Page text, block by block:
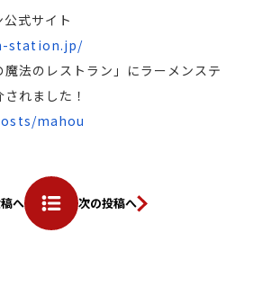
式サイト
station.jp/
法のレストラン」にラーメンステ
れました！
mahou
へ 次の投稿へ